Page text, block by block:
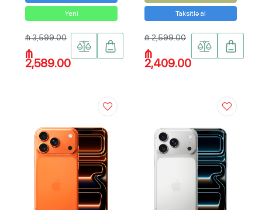
Yeni
₼ 3,599.00
₼
2,589.00
Taksitlə al
₼ 2,599.00
₼
2,409.00